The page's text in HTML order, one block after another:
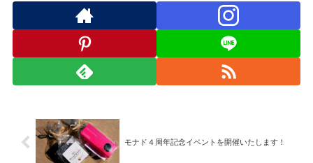
モナド４周年記念イベントを開催いたします！